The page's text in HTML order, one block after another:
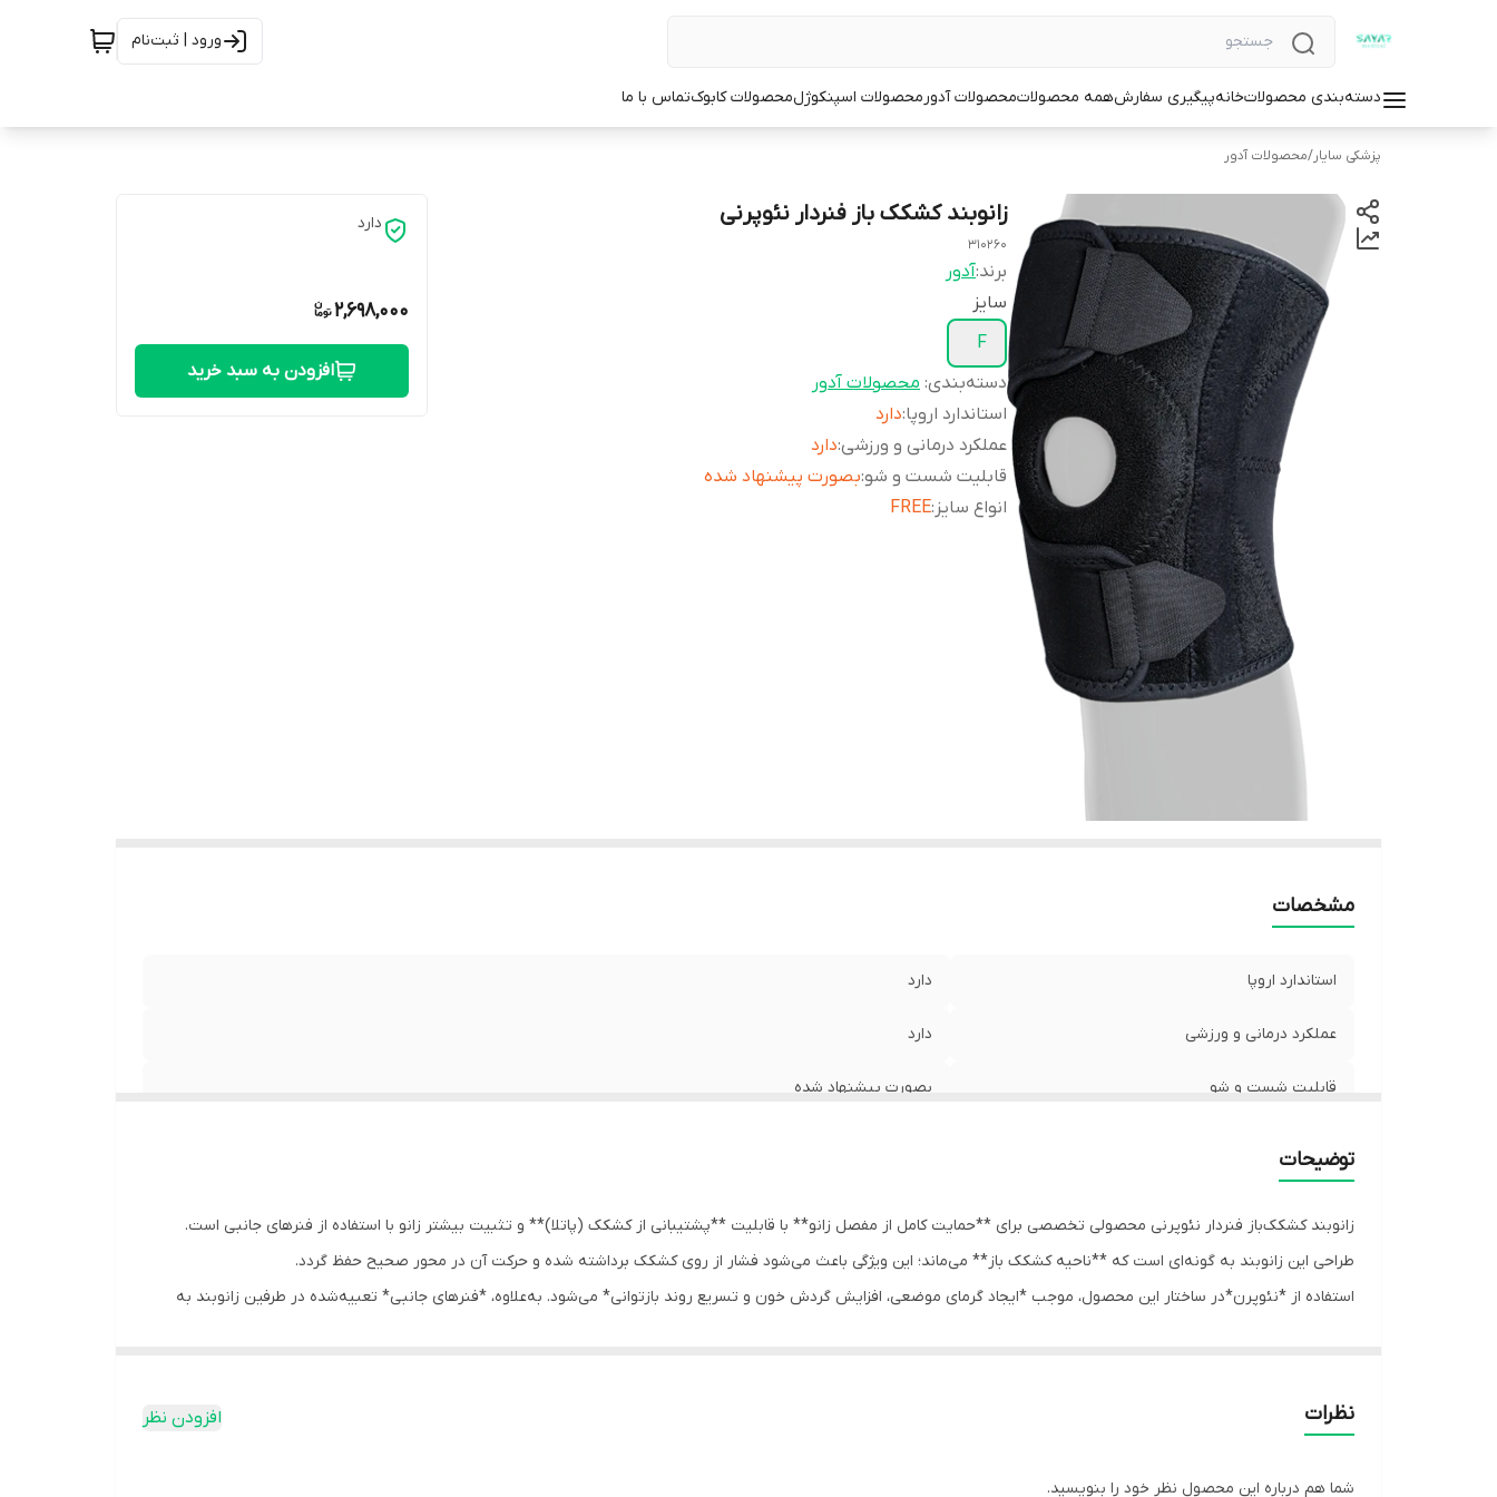
ورود | ثبت‌نام
دسته‌بندی محصولاتخانهپیگیری سفارشهمه محصولاتمحصولات آدورمحصولات اسپنکوژلمحصولات کابوکتماس با ما
پزشکی سایار/محصولات آدور
زانوبند کشکک باز فنردار نئوپرنی
310260
برند:آدور
سایز
F
دسته‌بندی: محصولات آدور
استاندارد اروپا:دارد
عملکرد درمانی و ورزشی:دارد
قابلیت شست و شو:بصورت پیشنهاد شده
انواع سایز :
FREE
دارد
2,698,000
افزودن به سبد خرید
مشخصات
استاندارد اروپا دارد
عملکرد درمانی و ورزشی دارد
قابلیت شست و شو بصورت پیشنهاد شده
توضیحات
زانوبند کشکک‌باز فنردار نئوپرنی محصولی تخصصی برای **حمایت کامل از مفصل زانو** با قابلیت **پشتیبانی از کشکک (پاتلا)** و تثبیت بیشتر زانو با استفاده از فنرهای جانبی است.
طراحی این زانوبند به گونه‌ای است که **ناحیه کشکک باز** می‌ماند؛ این ویژگی باعث می‌شود فشار از روی کشکک برداشته شده و حرکت آن در محور صحیح حفظ گردد.
استفاده از *نئوپرن*در ساختار این محصول، موجب *ایجاد گرمای موضعی، افزایش گردش خون و تسریع روند بازتوانی* می‌شود. به‌علاوه، *فنرهای جانبی* تعبیه‌شده در طرفین زانوبند به
ویژگی‌های کلیدی
- **ناحیه کشکک باز:**
نظرات افزودن نظر
شما هم درباره این محصول نظر خود را بنویسید.